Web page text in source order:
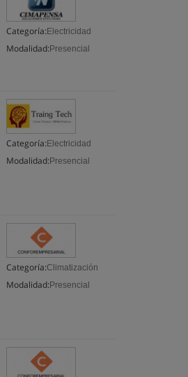
Categoría: Electricidad
Modalidad: Presencial
Categoría: Electricidad
Modalidad: Presencial
Categoría:Climatización
Modalidad: Presencial